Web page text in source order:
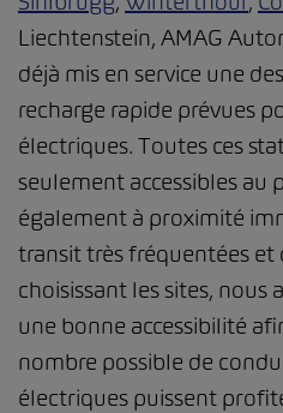
Liechtenstein, AMAG
déjà mis en service une
recharge rapide prévues
électriques. Toutes ces
seulement accessibles au
également à proximité
transit très fréquentées et
choisissant les sites, nous
une bonne accessibilité
nombre possible de
électriques puissent